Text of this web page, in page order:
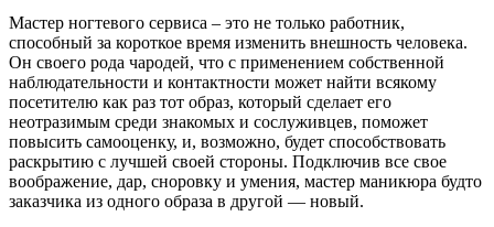
Мастер ногтевого сервиса – это не только работник,
способный за короткое время изменить внешность человека.
Он своего рода чародей, что с применением собственной
наблюдательности и контактности может найти всякому
посетителю как раз тот образ, который сделает его
неотразимым среди знакомых и сослуживцев, поможет
повысить самооценку, и, возможно, будет способствовать
раскрытию с лучшей своей стороны. Подключив все свое
воображение, дар, сноровку и умения, мастер маникюра будто
заказчика из одного образа в другой — новый.